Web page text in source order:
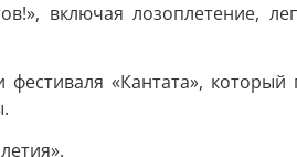
включая лозоплетение,
«Кантата»,